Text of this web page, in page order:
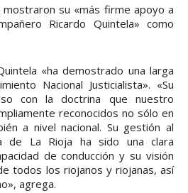
su «más firme apoyo a
Ricardo Quintela» como
«ha demostrado una larga
Nacional Justicialista». «Su
con la doctrina que nuestro
reconocidos no sólo en
a nivel nacional. Su gestión al
de La Rioja ha sido una clara
de conducción y su visión
todos los riojanos y riojanas, así
agrega.